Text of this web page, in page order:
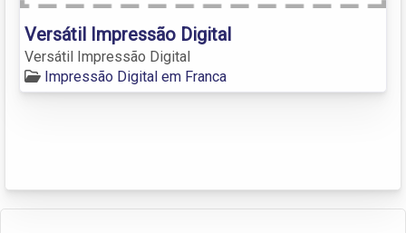
Versátil Impressão Digital
Versátil Impressão Digital
Impressão Digital em Franca